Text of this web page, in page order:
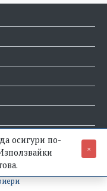
за поверителност
осигури по-
×